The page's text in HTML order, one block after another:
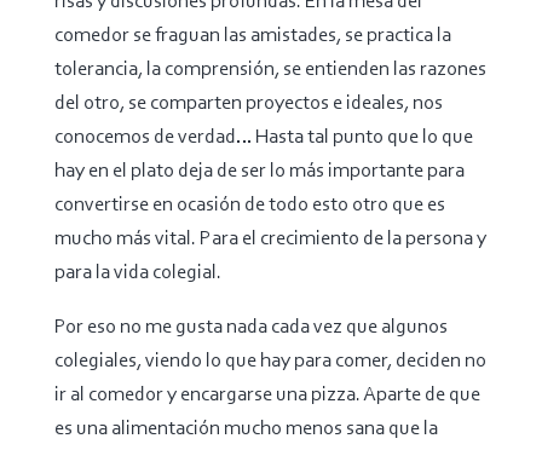
comedor se fraguan las amistades, se practica la
tolerancia, la comprensión, se entienden las razones
del otro, se comparten proyectos e ideales, nos
conocemos de verdad… Hasta tal punto que lo que
hay en el plato deja de ser lo más importante para
convertirse en ocasión de todo esto otro que es
mucho más vital. Para el crecimiento de la persona y
para la vida colegial.
Por eso no me gusta nada cada vez que algunos
colegiales, viendo lo que hay para comer, deciden no
ir al comedor y encargarse una pizza. Aparte de que
es una alimentación mucho menos sana que la